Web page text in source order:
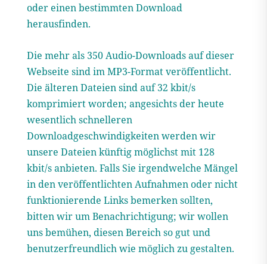
oder einen bestimmten Download
herausfinden.
Die mehr als 350 Audio-Downloads auf dieser
Webseite sind im MP3-Format veröffentlicht.
Die älteren Dateien sind auf 32 kbit/s
komprimiert worden; angesichts der heute
wesentlich schnelleren
Downloadgeschwindigkeiten werden wir
unsere Dateien künftig möglichst mit 128
kbit/s anbieten. Falls Sie irgendwelche Mängel
in den veröffentlichten Aufnahmen oder nicht
funktionierende Links bemerken sollten,
bitten wir um Benachrichtigung; wir wollen
uns bemühen, diesen Bereich so gut und
benutzerfreundlich wie möglich zu gestalten.